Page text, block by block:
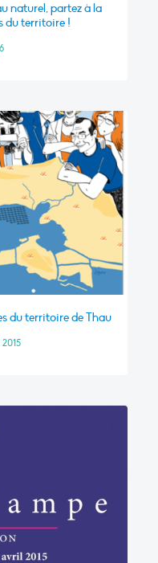
naturel, partez à la
du territoire !
du territoire de Thau
2015